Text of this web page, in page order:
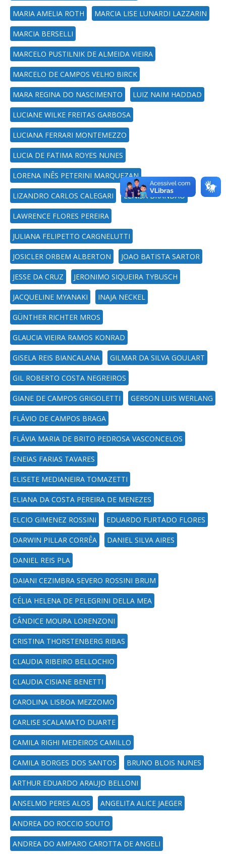
MARIA AMELIA ROTH MARCIA LISE LUNARDI LAZZARIN
MARCIA BERSELLI
MARCELO PUSTILNIK DE ALMEIDA VIEIRA
MARCELO DE CAMPOS VELHO BIRCK
MARA REGINA DO NASCIMENTO LUIZ NAIM HADDAD
LUCIANE WILKE FREITAS GARBOSA
LUCIANA FERRARI MONTEMEZZO
LUCIA DE FATIMA ROYES NUNES
LORENA INÊS PETERINI MARQUEZAN
LIZANDRO CARLOS CALEGARI LENISA BRANDÃO
LAWRENCE FLORES PEREIRA
JULIANA FELIPETTO CARGNELUTTI
JOSICLER ORBEM ALBERTON JOAO BATISTA SARTOR
JESSE DA CRUZ JERONIMO SIQUEIRA TYBUSCH
JACQUELINE MYANAKI INAJA NECKEL
GÜNTHER RICHTER MROS
GLAUCIA VIEIRA RAMOS KONRAD
GISELA REIS BIANCALANA GILMAR DA SILVA GOULART
GIL ROBERTO COSTA NEGREIROS
GIANE DE CAMPOS GRIGOLETTI GERSON LUIS WERLANG
FLÁVIO DE CAMPOS BRAGA
FLÁVIA MARIA DE BRITO PEDROSA VASCONCELOS
ENEIAS FARIAS TAVARES
ELISETE MEDIANEIRA TOMAZETTI
ELIANA DA COSTA PEREIRA DE MENEZES
ELCIO GIMENEZ ROSSINI EDUARDO FURTADO FLORES
DARWIN PILLAR CORRÊA DANIEL SILVA AIRES
DANIEL REIS PLA
DAIANI CEZIMBRA SEVERO ROSSINI BRUM
CÉLIA HELENA DE PELEGRINI DELLA MEA
CÂNDICE MOURA LORENZONI
CRISTINA THORSTENBERG RIBAS
CLAUDIA RIBEIRO BELLOCHIO
CLAUDIA CISIANE BENETTI
CAROLINA LISBOA MEZZOMO
CARLISE SCALAMATO DUARTE
CAMILA RIGHI MEDEIROS CAMILLO
CAMILA BORGES DOS SANTOS BRUNO BLOIS NUNES
ARTHUR EDUARDO ARAUJO BELLONI
ANSELMO PERES ALOS ANGELITA ALICE JAEGER
ANDREA DO ROCCIO SOUTO
ANDREA DO AMPARO CAROTTA DE ANGELI